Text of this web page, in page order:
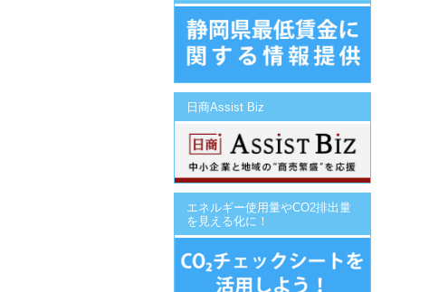
日商Assist Biz
エネルギー使用量やCO2排出量
を見える化に！